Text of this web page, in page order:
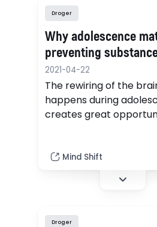
genomsnittliga
cannabisanvändningen
unga återspeglas i hela
gruppen– från de som
sällan till dem som
ofta.
Droger
Why adolescence
preventing
2021-04-22
The rewiring of the
happens during
creates great
substance abuse.
Mind Shift
Droger